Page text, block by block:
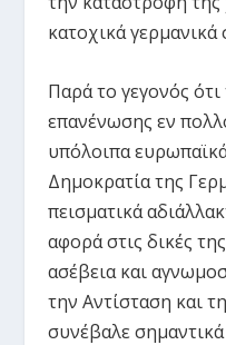
κατοχικά γερμανικά
Παρά το γεγονός
επανένωσης εν
υπόλοιπα
Δημοκρατία της
πεισματικά
αφορά στις δικές
ασέβεια και
την Αντίσταση και
συνέβαλε